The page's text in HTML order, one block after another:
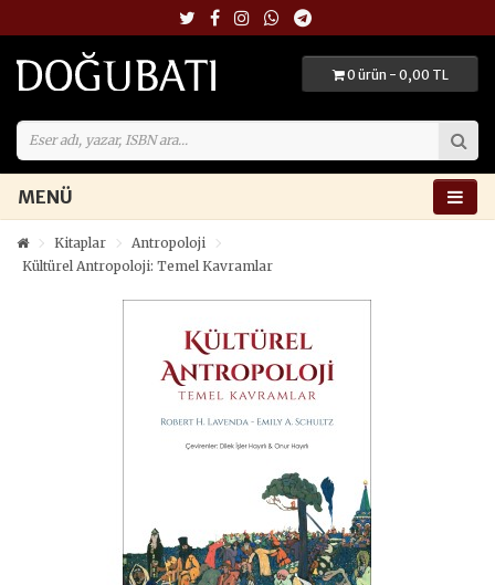
0 ürün - 0,00 TL
MENÜ
Kitaplar
Antropoloji
Kültürel Antropoloji: Temel Kavramlar